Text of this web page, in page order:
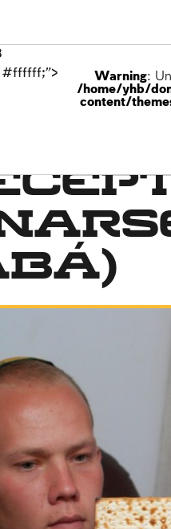
#ffffff;">
Warning:
/home/yhb/
content/